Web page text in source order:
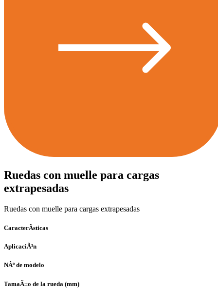
Ruedas con muelle para cargas
extrapesadas
Ruedas con muelle para cargas extrapesadas
CaracterÃ­sticas
AplicaciÃ³n
NÂº de modelo
TamaÃ±o de la rueda (mm)